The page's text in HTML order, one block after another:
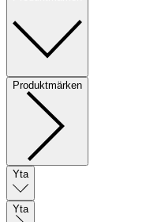
Produktmärken
Yta
Yta